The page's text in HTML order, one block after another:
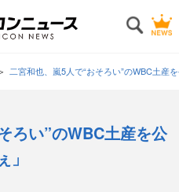
二宮和也、嵐5人で“おそろい”のWBC土産
ろい”のWBC土産を公